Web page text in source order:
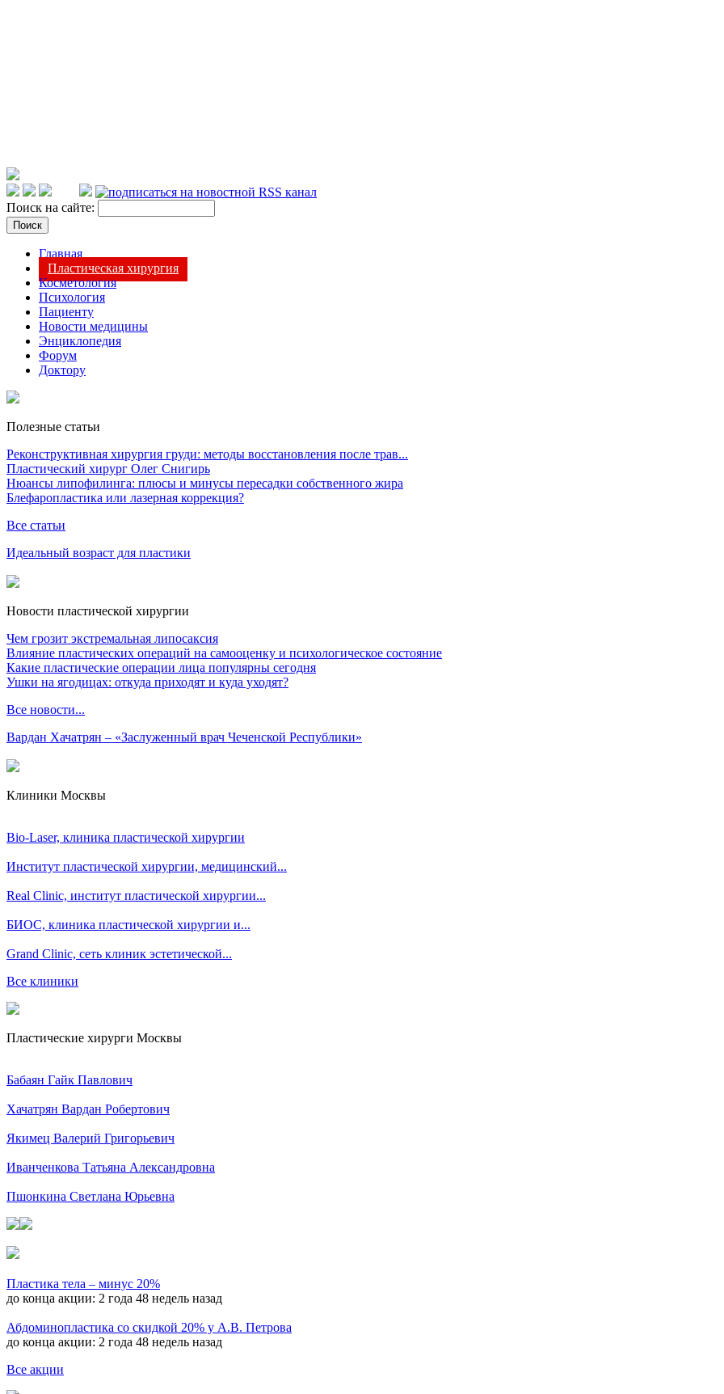
Поиск на сайте:
Главная
Пластическая хирургия
Косметология
Психология
Пациенту
Новости медицины
Энциклопедия
Форум
Доктору
Полезные статьи
Реконструктивная хирургия груди: методы восстановления после трав...
Пластический хирург Олег Снигирь
Нюансы липофилинга: плюсы и минусы пересадки собственного жира
Блефаропластика или лазерная коррекция?
Все статьи
Идеальный возраст для пластики
Новости пластической хирургии
Чем грозит экстремальная липосаксия
Влияние пластических операций на самооценку и психологическое состояние
Какие пластические операции лица популярны сегодня
Ушки на ягодицах: откуда приходят и куда уходят?
Все новости...
Вардан Хачатрян – «Заслуженный врач Чеченской Республики»
Клиники Москвы
Bio-Laser, клиника пластической хирургии
Институт пластической хирургии, медицинский...
Real Clinic, институт пластической хирургии...
БИОС, клиника пластической хирургии и...
Grand Clinic, сеть клиник эстетической...
Все клиники
Пластические хирурги Москвы
Бабаян Гайк Павлович
Хачатрян Вардан Робертович
Якимец Валерий Григорьевич
Иванченкова Татьяна Александровна
Пшонкина Светлана Юрьевна
Пластика тела – минус 20%
до конца акции: 2 года 48 недель назад
Абдоминопластика со скидкой 20% у А.В. Петрова
до конца акции: 2 года 48 недель назад
Все акции